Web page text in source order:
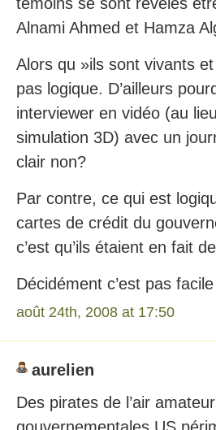
Alnami Ahmed et Hamza
Alors qu »ils sont vivants
pas logique. D’ailleurs
interviewer en vidéo (au
simulation 3D) avec un
clair non?
Par contre, ce qui est
cartes de crédit du
c’est qu’ils étaient en fait
Décidément c’est pas
août 24th, 2008 at 17:50
aurelien
Des pirates de l’air